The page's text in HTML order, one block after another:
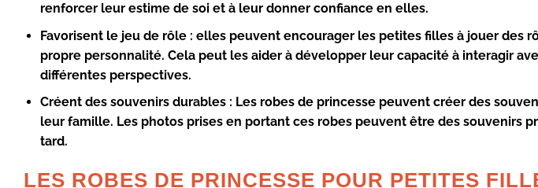
renforcer leur estime de soi et à leur donner confiance en elles.
Favorisent le jeu de rôle : elles peuvent encourager les petites filles à jouer des
propre personnalité. Cela peut les aider à développer leur capacité à interagir
différentes perspectives.
Créent des souvenirs durables : Les robes de princesse peuvent créer des
leur famille. Les photos prises en portant ces robes peuvent être des souvenirs
tard.
LES ROBES DE PRINCESSE POUR PETITES